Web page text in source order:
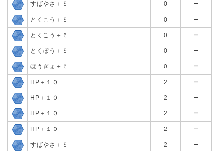
すばやさ＋５ 0 ー
とくこう＋５ 0 ー
とくこう＋５ 0 ー
とくぼう＋５ 0 ー
ぼうぎょ＋５ 0 ー
HP＋１０ 2 ー
HP＋１０ 2 ー
HP＋１０ 2 ー
HP＋１０ 2 ー
すばやさ＋５ 2 ー